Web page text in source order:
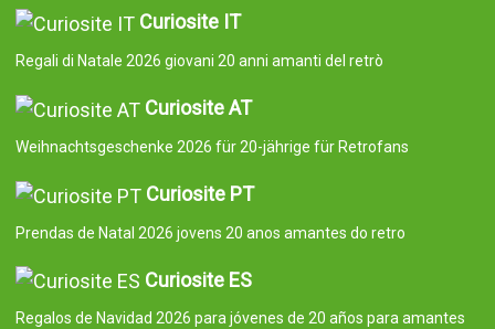
Curiosite IT
Regali di Natale 2026 giovani 20 anni amanti del retrò
Curiosite AT
Weihnachtsgeschenke 2026 für 20-jährige für Retrofans
Curiosite PT
Prendas de Natal 2026 jovens 20 anos amantes do retro
Curiosite ES
Regalos de Navidad 2026 para jóvenes de 20 años para amantes